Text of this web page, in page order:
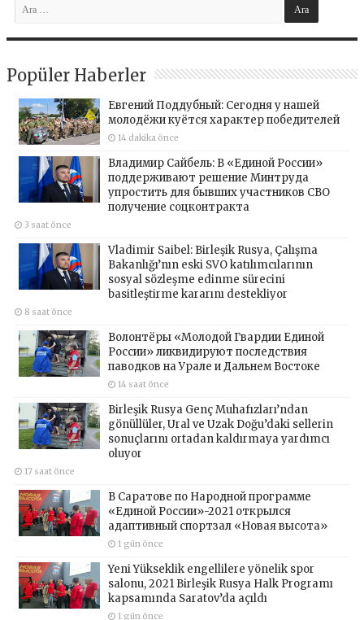
Popüler Haberler
Евгений Поддубный: Сегодня у нашей
молодёжи куётся характер победителей
14 dakika önce
Владимир Сайбель: В «Единой России»
поддерживают решение Минтруда
упростить для бывших участников СВО
получение соцконтракта
3 saat önce
Vladimir Saibel: Birleşik Rusya, Çalışma
Bakanlığı’nın eski SVO katılımcılarının
sosyal sözleşme edinme sürecini
basitleştirme kararını destekliyor
8 saat önce
Волонтёры «Молодой Гвардии Единой
России» ликвидируют последствия
паводков на Урале и Дальнем Востоке
14 saat önce
Birleşik Rusya Genç Muhafızları’ndan
gönüllüler, Ural ve Uzak Doğu’daki sellerin
sonuçlarını ortadan kaldırmaya yardımcı
oluyor
17 saat önce
В Саратове по Народной программе
«Единой России»-2021 открылся
адаптивный спортзал «Новая высота»
1 gün önce
Yeni Yükseklik engellilere yönelik spor
salonu, 2021 Birleşik Rusya Halk Programı
kapsamında Saratov’da açıldı
1 gün önce